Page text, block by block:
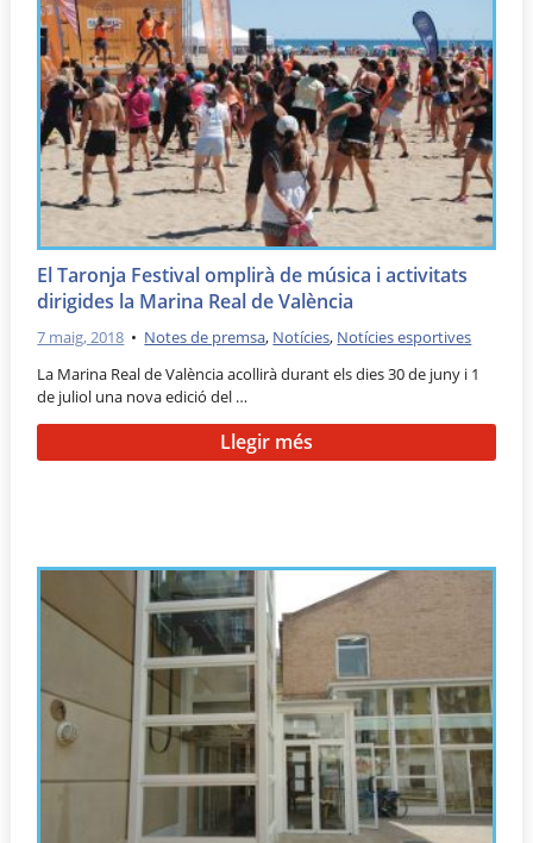
El Taronja Festival omplirà de música i activitats
dirigides la Marina Real de València
7 maig, 2018 • Notes de premsa, Notícies, Notícies esportives
La Marina Real de València acollirà durant els dies 30 de juny i 1
de juliol una nova edició del …
Llegir més